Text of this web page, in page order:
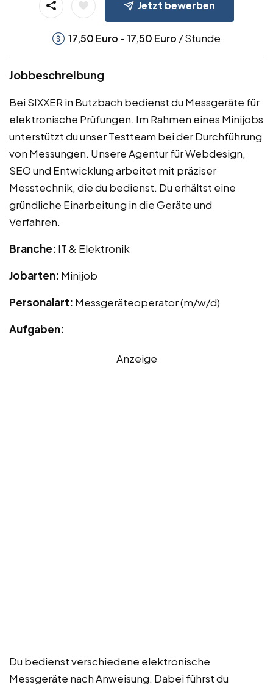
Jetzt bewerben
17,50 Euro -17,50 Euro / Stunde
Jobbeschreibung
Bei SIXXER in Butzbach bedienst du Messgeräte für
elektronische Prüfungen. Im Rahmen eines Minijobs
unterstützt du unser Testteam bei der Durchführung
von Messungen. Unsere Agentur für Webdesign,
SEO und Entwicklung arbeitet mit präziser
Messtechnik, die du bedienst. Du erhältst eine
gründliche Einarbeitung in die Geräte und
Verfahren.
Branche: IT & Elektronik
Jobarten: Minijob
Personalart: Messgeräteoperator (m/w/d)
Aufgaben:
Anzeige
Du bedienst verschiedene elektronische
Messgeräte nach Anweisung. Dabei führst du